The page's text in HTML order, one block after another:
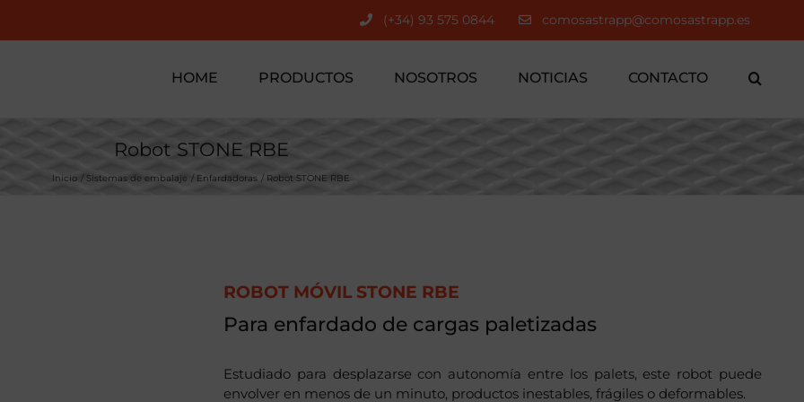
(+34) 93 575 0844 comosastrapp@comosastrapp.es
HOME PRODUCTOS NOSOTROS NOTICIAS CONTACTO
Robot STONE RBE
Inicio Sistemas de embalaje Enfardadoras Robot STONE RBE
ROBOT MÓVIL STONE RBE
Para enfardado de cargas paletizadas
Estudiado para desplazarse con autonomía entre los palets, este robot puede
envolver en menos de un minuto, productos inestables, frágiles o deformables.